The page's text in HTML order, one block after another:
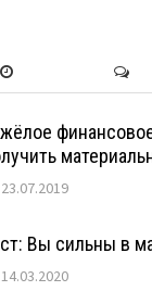
23.07.2019
Вы сильны в
14.03.2020